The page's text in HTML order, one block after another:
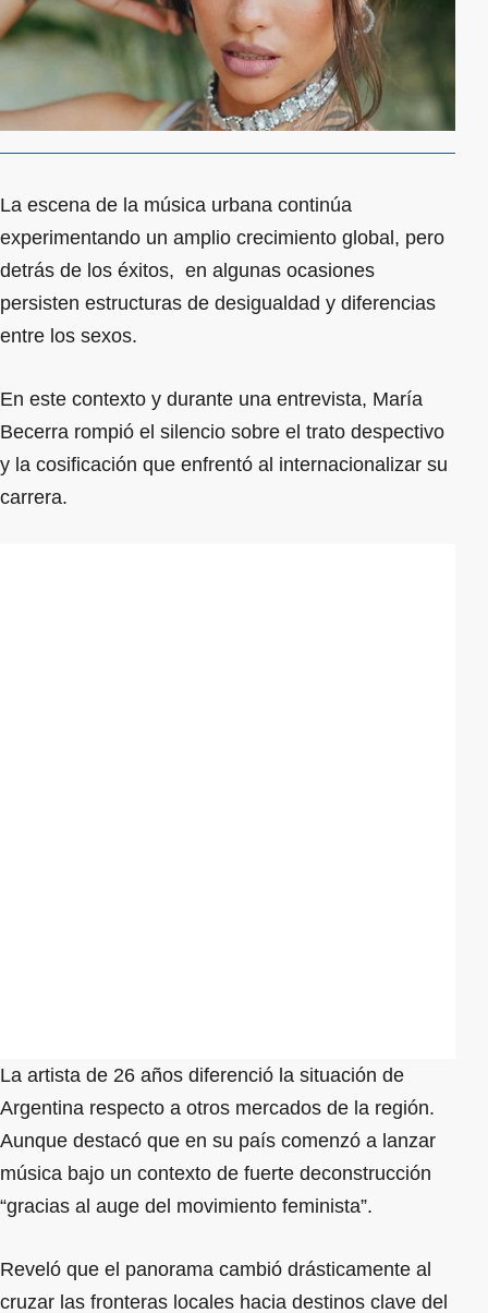
La escena de la música urbana continúa
experimentando un amplio crecimiento global, pero
detrás de los éxitos, en algunas ocasiones
persisten estructuras de desigualdad y diferencias
entre los sexos.
En este contexto y durante una entrevista, María
Becerra rompió el silencio sobre el trato despectivo
y la cosificación que enfrentó al internacionalizar su
carrera.
La artista de 26 años diferenció la situación de
Argentina respecto a otros mercados de la región.
Aunque destacó que en su país comenzó a lanzar
música bajo un contexto de fuerte deconstrucción
“gracias al auge del movimiento feminista”.
Reveló que el panorama cambió drásticamente al
cruzar las fronteras locales hacia destinos clave del